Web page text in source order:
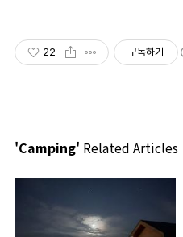
22 구독하기
'Camping' Related Articles